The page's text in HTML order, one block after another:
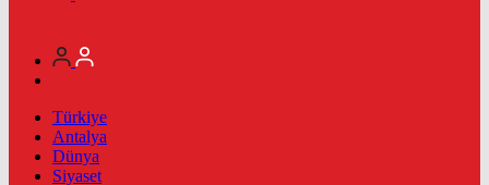
Türkiye
Antalya
Dünya
Siyaset